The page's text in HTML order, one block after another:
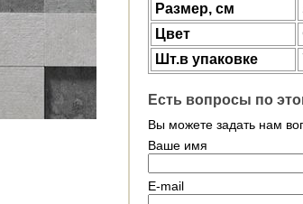
Размер, см
Цвет
Шт.в упаковке
Есть вопросы по
Вы можете задать нам
Ваше имя
E-mail